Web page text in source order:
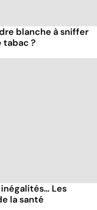
blanche à sniffer
tabac ?
Les
la santé